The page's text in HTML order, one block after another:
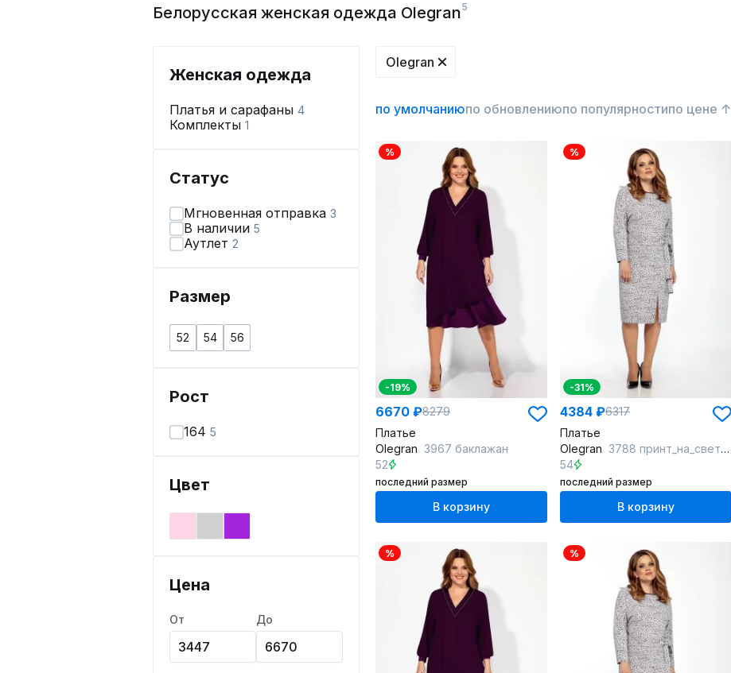
Белорусская женская одежда Olegran5
Женская одежда
Платья и сарафаны 4
Комплекты 1
Статус
Мгновенная отправка 3
В наличии 5
Аутлет 2
Размер
52 54 56
Рост
164 5
Цвет
Цена
От До
Olegran
по умолчаниюпо обновлениюпо популярностипо цене ↑
%
-19%
6670 ₽8279
Платье
Olegran 3967 баклажан
52
последний размер
В корзину
%
-31%
4384 ₽6317
Платье
Olegran 3788 принт_на_светлом
54
последний размер
В корзину
% %